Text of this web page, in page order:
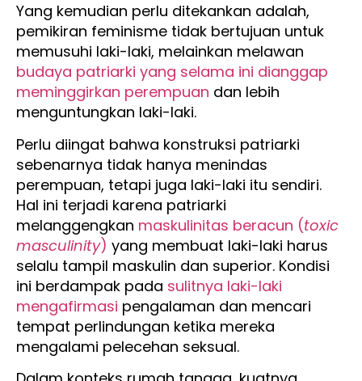
Yang kemudian perlu ditekankan adalah,
pemikiran feminisme tidak bertujuan untuk
memusuhi laki-laki, melainkan melawan
budaya patriarki yang selama ini dianggap
meminggirkan perempuan dan lebih
menguntungkan laki-laki.
Perlu diingat bahwa konstruksi patriarki
sebenarnya tidak hanya menindas
perempuan, tetapi juga laki-laki itu sendiri.
Hal ini terjadi karena patriarki
melanggengkan maskulinitas beracun (toxic
masculinity) yang membuat laki-laki harus
selalu tampil maskulin dan superior. Kondisi
ini berdampak pada sulitnya laki-laki
mengafirmasi pengalaman dan mencari
tempat perlindungan ketika mereka
mengalami pelecehan seksual.